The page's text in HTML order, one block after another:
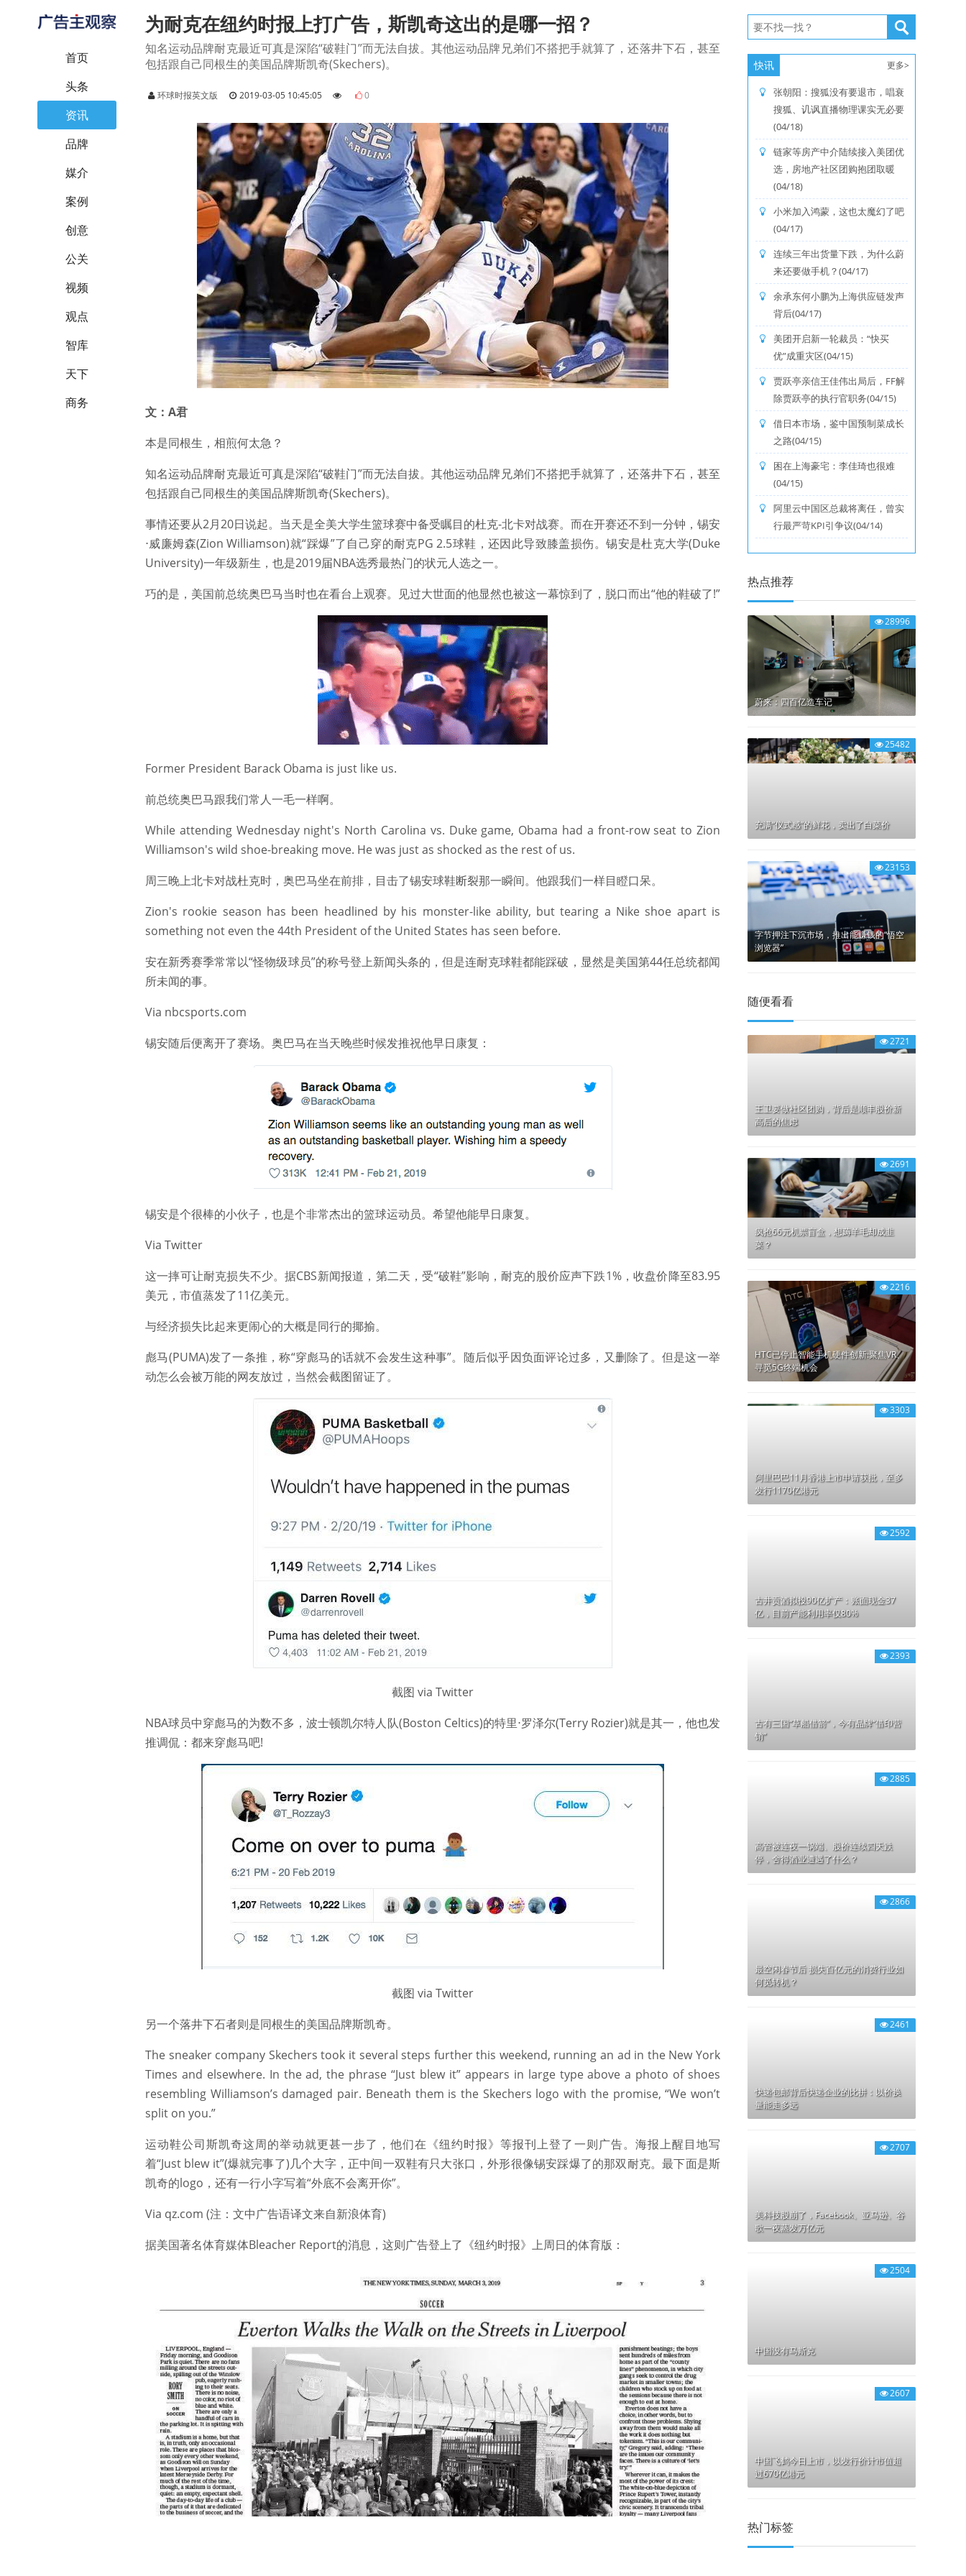
首页
头条
资讯
品牌
媒介
案例
创意
公关
视频
观点
智库
天下
商务
为耐克在纽约时报上打广告，斯凯奇这出的是哪一招？
知名运动品牌耐克最近可真是深陷“破鞋门”而无法自拔。其他运动品牌兄弟们不搭把手就算了，还落井下石，甚至
包括跟自己同根生的美国品牌斯凯奇(Skechers)。
环球时报英文版 2019-03-05 10:45:05 0
文：A君
本是同根生，相煎何太急？
知名运动品牌耐克最近可真是深陷“破鞋门”而无法自拔。其他运动品牌兄弟们不搭把手就算了，还落井下石，甚至
包括跟自己同根生的美国品牌斯凯奇(Skechers)。
事情还要从2月20日说起。当天是全美大学生篮球赛中备受瞩目的杜克-北卡对战赛。而在开赛还不到一分钟，锡安
⋅威廉姆森(Zion Williamson)就“踩爆”了自己穿的耐克PG 2.5球鞋，还因此导致膝盖损伤。锡安是杜克大学(Duke
University)一年级新生，也是2019届NBA选秀最热门的状元人选之一。
巧的是，美国前总统奥巴马当时也在看台上观赛。见过大世面的他显然也被这一幕惊到了，脱口而出“他的鞋破了!”
Former President Barack Obama is just like us.
前总统奥巴马跟我们常人一毛一样啊。
While attending Wednesday night's North Carolina vs. Duke game, Obama had a front-row seat to Zion
Williamson's wild shoe-breaking move. He was just as shocked as the rest of us.
周三晚上北卡对战杜克时，奥巴马坐在前排，目击了锡安球鞋断裂那一瞬间。他跟我们一样目瞪口呆。
Zion's rookie season has been headlined by his monster-like ability, but tearing a Nike shoe apart is
something not even the 44th President of the United States has seen before.
安在新秀赛季常常以“怪物级球员”的称号登上新闻头条的，但是连耐克球鞋都能踩破，显然是美国第44任总统都闻
所未闻的事。
Via nbcsports.com
锡安随后便离开了赛场。奥巴马在当天晚些时候发推祝他早日康复：
锡安是个很棒的小伙子，也是个非常杰出的篮球运动员。希望他能早日康复。
Via Twitter
这一摔可让耐克损失不少。据CBS新闻报道，第二天，受“破鞋”影响，耐克的股价应声下跌1%，收盘价降至83.95
美元，市值蒸发了11亿美元。
与经济损失比起来更闹心的大概是同行的揶揄。
彪马(PUMA)发了一条推，称“穿彪马的话就不会发生这种事”。随后似乎因负面评论过多，又删除了。但是这一举
动怎么会被万能的网友放过，当然会截图留证了。
截图 via Twitter
NBA球员中穿彪马的为数不多，波士顿凯尔特人队(Boston Celtics)的特里⋅罗泽尔(Terry Rozier)就是其一，他也发
推调侃：都来穿彪马吧!
截图 via Twitter
另一个落井下石者则是同根生的美国品牌斯凯奇。
The sneaker company Skechers took it several steps further this weekend, running an ad in the New York
Times and elsewhere. In the ad, the phrase “Just blew it” appears in large type above a photo of shoes
resembling Williamson’s damaged pair. Beneath them is the Skechers logo with the promise, “We won’t
split on you.”
运动鞋公司斯凯奇这周的举动就更甚一步了，他们在《纽约时报》等报刊上登了一则广告。海报上醒目地写
着“Just blew it”(爆就完事了)几个大字，正中间一双鞋有只大张口，外形很像锡安踩爆了的那双耐克。最下面是斯
凯奇的logo，还有一行小字写着“外底不会离开你”。
Via qz.com (注：文中广告语译文来自新浪体育)
据美国著名体育媒体Bleacher Report的消息，这则广告登上了《纽约时报》上周日的体育版：
快讯 更多>
张朝阳：搜狐没有要退市，唱衰
搜狐、讥讽直播物理课实无必要
(04/18)
链家等房产中介陆续接入美团优
选，房地产社区团购抱团取暖
(04/18)
小米加入鸿蒙，这也太魔幻了吧
(04/17)
连续三年出货量下跌，为什么蔚
来还要做手机？(04/17)
余承东何小鹏为上海供应链发声
背后(04/17)
美团开启新一轮裁员：“快买
优”成重灾区(04/15)
贾跃亭亲信王佳伟出局后，FF解
除贾跃亭的执行官职务(04/15)
借日本市场，鉴中国预制菜成长
之路(04/15)
困在上海豪宅：李佳琦也很难
(04/15)
阿里云中国区总裁将离任，曾实
行最严苛KPI引争议(04/14)
热点推荐
28996
蔚来：四百亿造车记
25482
充满“仪式感”的鲜花，卖出了白菜价
23153
字节押注下沉市场，推出能赚钱的“悟空
浏览器”
随便看看
2721
王卫要做社区团购，背后是顺丰股价新
高后的焦虑
2691
疯抢66元机票盲盒，想薅羊毛却成韭
菜？
2216
HTC已停止智能手机硬件创新:聚焦VR、
寻觅5G终端机会
3303
阿里巴巴11月香港上市申请获批，至多
发行1170亿港元
2592
古井贡酒拟投90亿扩产：账面现金37
亿，目前产能利用率仅80%
2393
古有三国“草船借箭”，今有品牌“借印营
销”
2885
高管被连夜一锅端、股价连续四天跌
停，舍得酒业遭遇了什么？
2866
最空闲春节后 损失百亿元的消费行业如
何觅转机？
2461
快递包邮背后快递企业的比拼：以价换
量能走多远
2707
美科技股崩了，Facebook、亚马逊、谷
歌一夜蒸发万亿元
2504
中国没有马斯克
2607
中国飞鹤今日上市，以发行价计市值超
过670亿港元
热门标签